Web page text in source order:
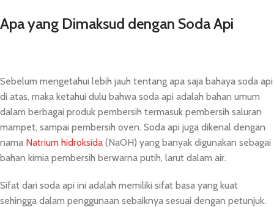
Apa yang Dimaksud dengan Soda Api
Sebelum mengetahui lebih jauh tentang apa saja bahaya soda api
di atas, maka ketahui dulu bahwa soda api adalah bahan umum
dalam berbagai produk pembersih termasuk pembersih saluran
mampet, sampai pembersih oven. Soda api juga dikenal dengan
nama Natrium hidroksida (NaOH) yang banyak digunakan sebagai
bahan kimia pembersih berwarna putih, larut dalam air.
Sifat dari soda api ini adalah memiliki sifat basa yang kuat
sehingga dalam penggunaan sebaiknya sesuai dengan petunjuk.